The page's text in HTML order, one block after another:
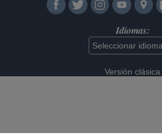
Idiomas:
Versión clásica